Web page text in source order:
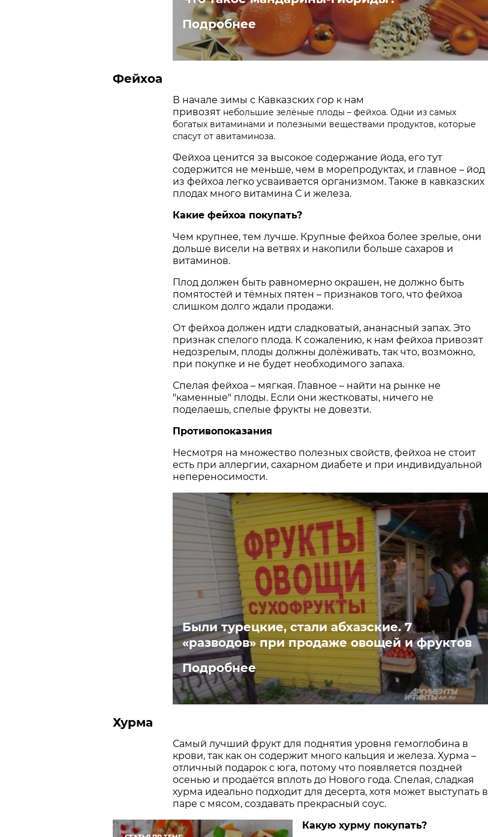
Подробнее
Фейхоа
В начале зимы с Кавказских гор к нам
привозят небольшие зелёные плоды – фейхоа. Одни из самых
богатых витаминами и полезными веществами продуктов, которые
спасут от авитаминоза.
Фейхоа ценится за высокое содержание йода, его тут
содержится не меньше, чем в морепродуктах, и главное – йод
из фейхоа легко усваивается организмом. Также в кавказских
плодах много витамина С и железа.
Какие фейхоа покупать?
Чем крупнее, тем лучше. Крупные фейхоа более зрелые, они
дольше висели на ветвях и накопили больше сахаров и
витаминов.
Плод должен быть равномерно окрашен, не должно быть
помятостей и тёмных пятен – признаков того, что фейхоа
слишком долго ждали продажи.
От фейхоа должен идти сладковатый, ананасный запах. Это
признак спелого плода. К сожалению, к нам фейхоа привозят
недозрелым, плоды должны долёживать, так что, возможно,
при покупке и не будет необходимого запаха.
Спелая фейхоа – мягкая. Главное – найти на рынке не
"каменные" плоды. Если они жестковаты, ничего не
поделаешь, спелые фрукты не довезти.
Противопоказания
Несмотря на множество полезных свойств, фейхоа не стоит
есть при аллергии, сахарном диабете и при индивидуальной
непереносимости.
Были турецкие, стали абхазские. 7
«разводов» при продаже овощей и фруктов
Подробнее
Хурма
Самый лучший фрукт для поднятия уровня гемоглобина в
крови, так как он содержит много кальция и железа. Хурма –
отличный подарок с юга, потому что появляется поздней
осенью и продаётся вплоть до Нового года. Спелая, сладкая
хурма идеально подходит для десерта, хотя может выступать в
паре с мясом, создавать прекрасный соус.
Какую хурму покупать?